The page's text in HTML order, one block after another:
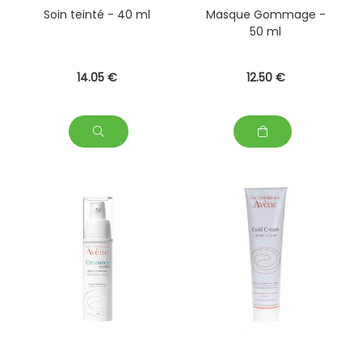
Soin teinté - 40 ml
14.05 €
Masque Gommage -
50 ml
12.50 €